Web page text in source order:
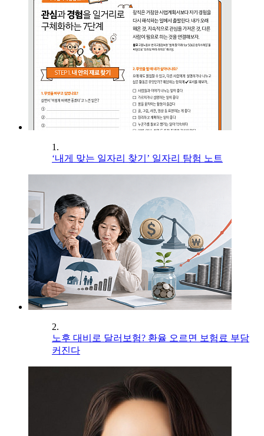
1.
‘내게 맞는 일자리 찾기’ 일자리 탐험 노트
2.
노후 대비로 달러보험? 환율 오르면 보험료 부담
커진다